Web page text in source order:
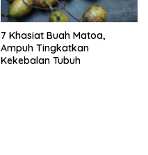
7 Khasiat Buah Matoa,
Ampuh Tingkatkan
Kekebalan Tubuh